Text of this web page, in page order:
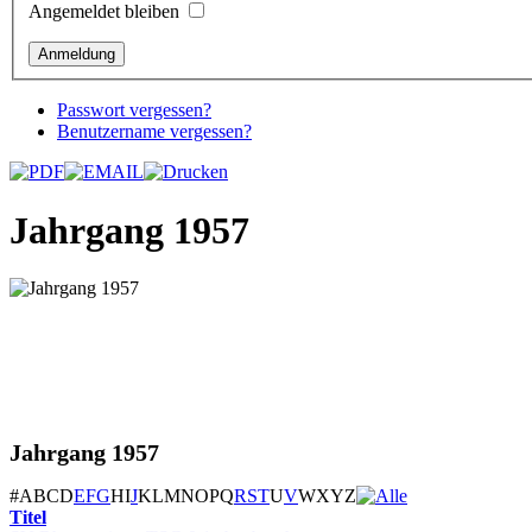
Angemeldet bleiben
Passwort vergessen?
Benutzername vergessen?
Jahrgang 1957
Jahrgang 1957
#ABCDEFGHIJKLMNOPQRSTUVWXYZ
Titel